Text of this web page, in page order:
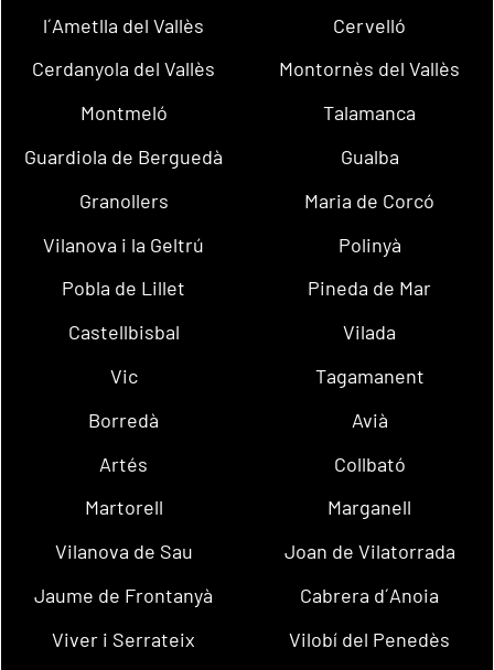
l´Ametlla del Vallès
Cervelló
Cerdanyola del Vallès
Montornès del Vallès
Montmeló
Talamanca
Guardiola de Berguedà
Gualba
Granollers
Maria de Corcó
Vilanova i la Geltrú
Polinyà
Pobla de Lillet
Pineda de Mar
Castellbisbal
Vilada
Vic
Tagamanent
Borredà
Avià
Artés
Collbató
Martorell
Marganell
Vilanova de Sau
Joan de Vilatorrada
Jaume de Frontanyà
Cabrera d´Anoia
Viver i Serrateix
Vilobí del Penedès